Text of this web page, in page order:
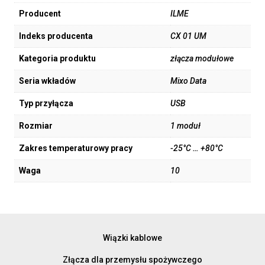
Producent ILME
Indeks producenta CX 01 UM
Kategoria produktu złącza modułowe
Seria wkładów Mixo Data
Typ przyłącza USB
Rozmiar 1 moduł
Zakres temperaturowy pracy -25°C … +80°C
Waga 10
Wiązki kablowe
Złącza dla przemysłu spożywczego